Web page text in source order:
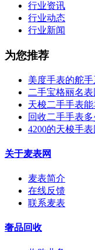
行业资讯
行业动态
行业新闻
为您推荐
美度手表的舵
二手宝格丽名
天梭二手手表
回收二手手表
4200的天梭手
关于麦表网
麦表简介
在线反馈
联系麦表
奢品回收